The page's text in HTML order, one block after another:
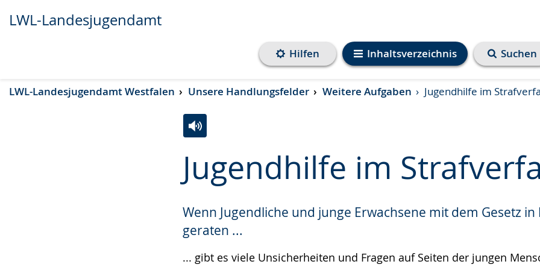
Transkript anzeigen
Abspielen
Pausieren
LWL-Landesjugendamt
Inhaltsverzeichnis
Hilfen Suchen
LWL-Landesjugendamt Westfalen Unsere Handlungsfelder Weitere Aufgaben Jugendhilfe im
Jugendhilfe im
Wenn Jugendliche und junge Erwachsene mit dem Gesetz
geraten ...
... gibt es viele Unsicherheiten und Fragen auf Seiten der jungen
Leichten
Sprache
Audio-
Unterstützung.
Video
in
Gebärdensprache
wird
angezeigt.